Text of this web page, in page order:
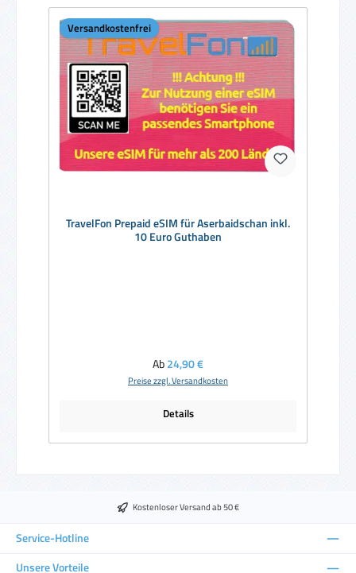
Versandkostenfrei
TravelFon Prepaid eSIM für Aserbaidschan inkl.
10 Euro Guthaben
Regulärer Preis:
Ab24,90 €
Preise zzgl. Versandkosten
Details
Kostenloser Versand ab 50 €
Service-Hotline
Unsere Vorteile